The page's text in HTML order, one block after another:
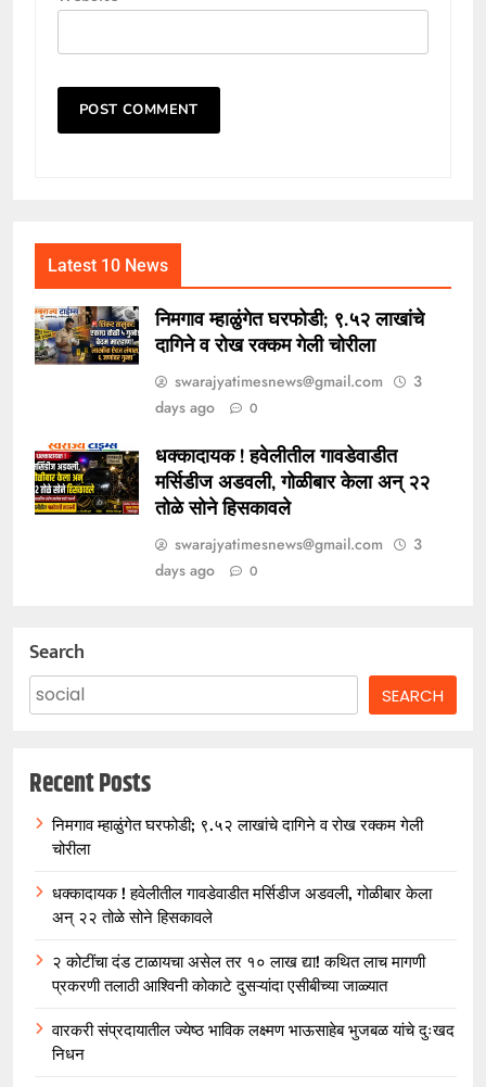
Latest 10 News
निमगाव म्हाळुंगेत घरफोडी; ९.५२ लाखांचे
दागिने व रोख रक्कम गेली चोरीला
swarajyatimesnews@gmail.com
3
days ago
0
धक्कादायक ! हवेलीतील गावडेवाडीत
मर्सिडीज अडवली, गोळीबार केला अन् २२
तोळे सोने हिसकावले
swarajyatimesnews@gmail.com
3
days ago
0
Search
SEARCH
Recent Posts
निमगाव म्हाळुंगेत घरफोडी; ९.५२ लाखांचे दागिने व रोख रक्कम गेली
चोरीला
धक्कादायक ! हवेलीतील गावडेवाडीत मर्सिडीज अडवली, गोळीबार केला
अन् २२ तोळे सोने हिसकावले
२ कोटींचा दंड टाळायचा असेल तर १० लाख द्या! कथित लाच मागणी
प्रकरणी तलाठी आश्विनी कोकाटे दुसऱ्यांदा एसीबीच्या जाळ्यात
वारकरी संप्रदायातील ज्येष्ठ भाविक लक्ष्मण भाऊसाहेब भुजबळ यांचे दुःखद
निधन